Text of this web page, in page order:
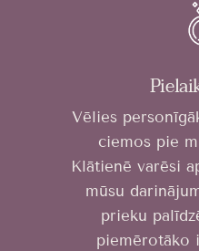
Vēlies
ciemos pie
Klātienē varēsi
mūsu
prieku
piemērotāko